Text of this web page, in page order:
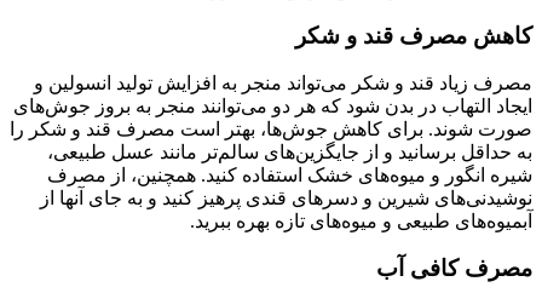
کاهش مصرف قند و شکر
مصرف زیاد قند و شکر می‌تواند منجر به افزایش تولید انسولین و
ایجاد التهاب در بدن شود که هر دو می‌توانند منجر به بروز جوش‌های
صورت شوند. برای کاهش جوش‌ها، بهتر است مصرف قند و شکر را
به حداقل برسانید و از جایگزین‌های سالم‌تر مانند عسل طبیعی،
شیره انگور و میوه‌های خشک استفاده کنید. همچنین، از مصرف
نوشیدنی‌های شیرین و دسرهای قندی پرهیز کنید و به جای آنها از
آبمیوه‌های طبیعی و میوه‌های تازه بهره ببرید.
مصرف کافی آب